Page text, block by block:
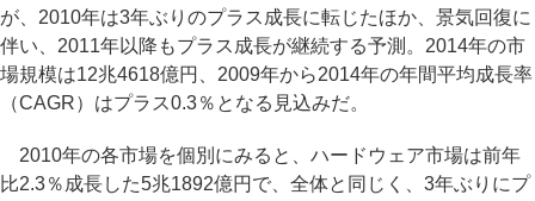
が、2010年は3年ぶりのプラス成長に転じたほか、景気回復に
伴い、2011年以降もプラス成長が継続する予測。2014年の市
場規模は12兆4618億円、2009年から2014年の年間平均成長率
（CAGR）はプラス0.3％となる見込みだ。
2010年の各市場を個別にみると、ハードウェア市場は前年
比2.3％成長した5兆1892億円で、全体と同じく、3年ぶりにプ